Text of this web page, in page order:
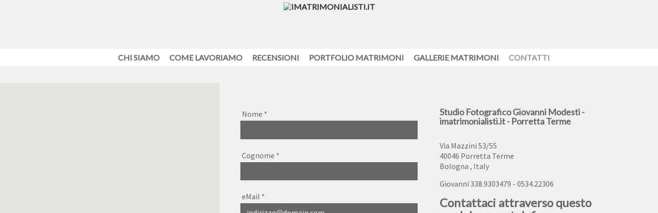
CHI SIAMO COME LAVORIAMO RECENSIONI PORTFOLIO MATRIMONI GALLERIE MATRIMONI CONTATTI
Studio Fotografico Giovanni Modesti -
imatrimonialisti.it - Porretta Terme
Via Mazzini 53/55
40046 Porretta Terme
Bologna , Italy
Giovanni 338.9303479 - 0534.22306
Contattaci attraverso questo
Nome *
Cognome *
eMail *